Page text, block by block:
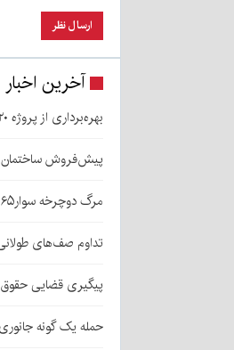
آخرین اخبار
بهره‌برداری از پروژه ۱۲۰ کیلومتری فیبرنوری روستایی در قلعه‌گنج
پیش‌فروش ساختمان
مرگ دوچرخه سوار۶۵ ساله در مسیر باغین
تداوم صف‌های
پیگیری قضایی حقوق
حمله یک گونه جانوری